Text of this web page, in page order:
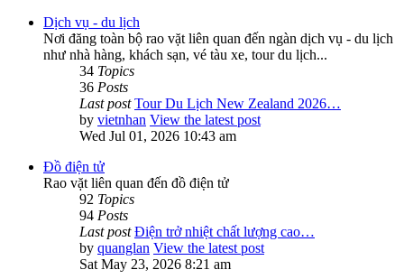
Dịch vụ - du lịch
Nơi đăng toàn bộ rao vặt liên quan đến ngàn dịch vụ - du lịch
như nhà hàng, khách sạn, vé tàu xe, tour du lịch...
34 Topics
36 Posts
Last post Tour Du Lịch New Zealand 2026…
by vietnhan View the latest post
Wed Jul 01, 2026 10:43 am
Đồ điện tử
Rao vặt liên quan đến đồ điện tử
92 Topics
94 Posts
Last post Điện trở nhiệt chất lượng cao…
by quanglan View the latest post
Sat May 23, 2026 8:21 am